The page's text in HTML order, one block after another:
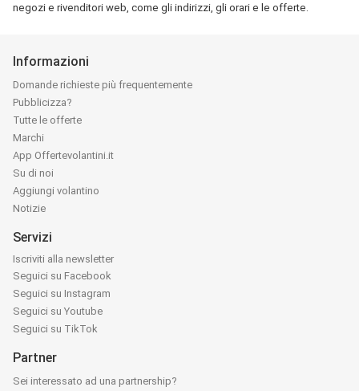
negozi e rivenditori web, come gli indirizzi, gli orari e le offerte.
Informazioni
Domande richieste più frequentemente
Pubblicizza?
Tutte le offerte
Marchi
App Offertevolantini.it
Su di noi
Aggiungi volantino
Notizie
Servizi
Iscriviti alla newsletter
Seguici su Facebook
Seguici su Instagram
Seguici su Youtube
Seguici su TikTok
Partner
Sei interessato ad una partnership?